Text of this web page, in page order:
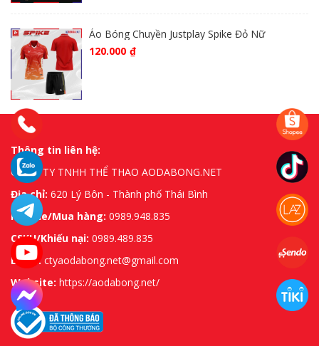
Áo Bóng Chuyền Justplay Spike Đỏ Nữ
120.000 ₫
Thông tin liên hệ:
CÔNG TY TNHH THỂ THAO AODABONG.NET
Địa chỉ: 620 Lý Bôn - Thành phố Thái Bình
Hotline/Mua hàng: 0989.948.835
CSKH/Khiếu nại: 0989.489.835
Email:ctyaodabong.net@gmail.com
Website: https://aodabong.net/